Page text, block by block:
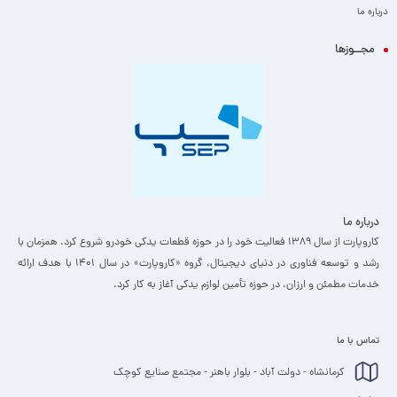
درباره ما
مجــوزها
درباره ما
کاروپارت از سال ۱۳۸۹ فعالیت خود را در حوزه قطعات یدکی خودرو شروع کرد. همزمان با
رشد و توسعه فناوری در دنیای دیجیتال، گروه «کاروپارت» در سال ۱۴۰۱ با هدف ارائه
خدمات مطمئن و ارزان، ­در حوزه تأمین لوازم یدکی آغاز به کار کرد.
تماس با ما
کرمانشاه - دولت آباد - بلوار باهنر - مجتمع صنایع کوچک